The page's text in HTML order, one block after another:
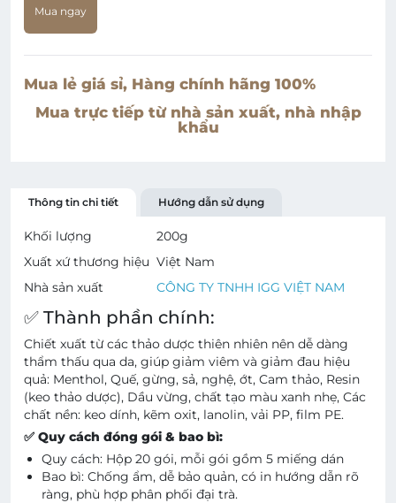
Mua ngay
Mua lẻ giá sỉ, Hàng chính hãng 100%
Mua trực tiếp từ nhà sản xuất, nhà nhập
khẩu
Thông tin chi tiết Hướng dẫn sử dụng
Khối lượng 200g
Xuất xứ thương hiệu Việt Nam
Nhà sản xuất
CÔNG TY TNHH IGG VIỆT NAM
✅ Thành phần chính:
Chiết xuất từ các thảo dược thiên nhiên nên dễ dàng
thẩm thấu qua da, giúp giảm viêm và giảm đau hiệu
quả: Menthol, Quế, gừng, sả, nghệ, ớt, Cam thảo, Resin
(keo thảo dược), Dầu vừng, chất tạo màu xanh nhẹ, Các
chất nền: keo dính, kẽm oxit, lanolin, vải PP, film PE.
✅ Quy cách đóng gói & bao bì:
Quy cách: Hộp 20 gói, mỗi gói gồm 5 miếng dán
Bao bì: Chống ẩm, dễ bảo quản, có in hướng dẫn rõ
ràng, phù hợp phân phối đại trà.